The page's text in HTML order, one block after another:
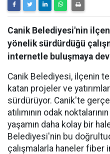
Canik Belediyesi'nin
yönelik sürdürdüğü
internetle buluşmaya
Canik Belediyesi, ilçenin
katan projeler ve
sürdürüyor. Canik'te
atılımının odak
yaşamın daha kolay bir
Belediyesi'nin bu
çalışmalarla haneler fiber